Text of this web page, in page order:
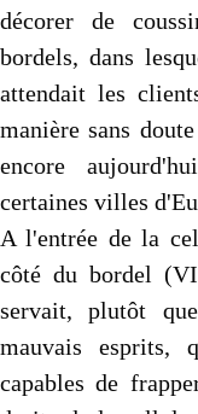
décorer de
bordels, dans
attendait les
manière sans
encore
certaines villes
A l'entrée de la
côté du bordel
servait, plutôt
mauvais esprits,
capables de